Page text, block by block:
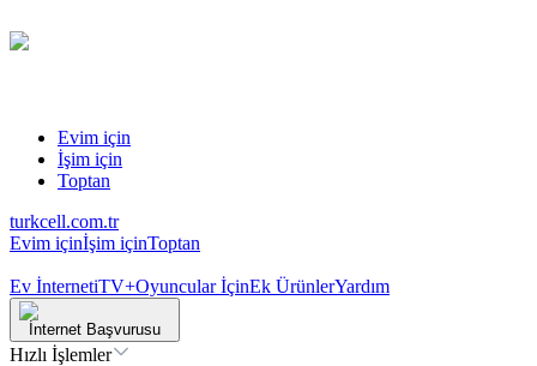
Evim için
İşim için
Toptan
turkcell.com.tr
Evim içinİşim içinToptan
Ev İnternetiTV+Oyuncular İçinEk ÜrünlerYardım
İnternet Başvurusu
Hızlı İşlemler